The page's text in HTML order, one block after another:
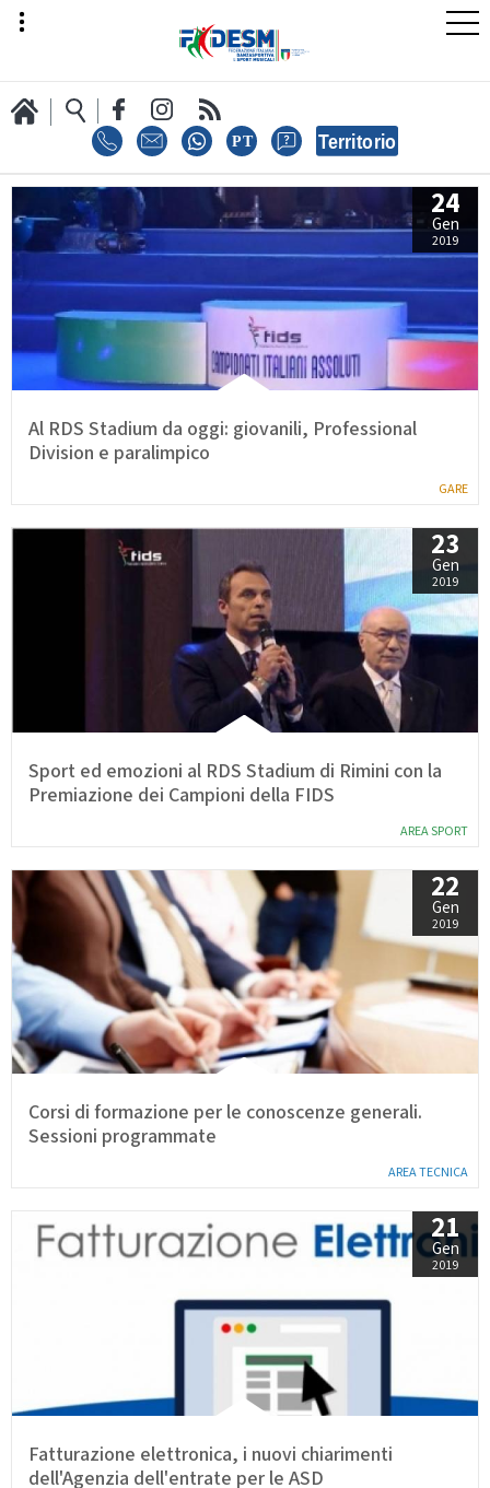
LA FEDERAZIONE
AREA SPORT
AREA TECNICA
Discipline
Tesseramento Territorio
Formazione Albo Soci
Calendario Gare Media
GARE
24
Gen
2019
Al RDS Stadium da oggi: giovanili, Professional
Division e paralimpico
AREA SPORT
23
Gen
2019
Sport ed emozioni al RDS Stadium di Rimini con la
Premiazione dei Campioni della FIDS
AREA TECNICA
22
Gen
2019
Corsi di formazione per le conoscenze generali.
Sessioni programmate
21
Gen
2019
Fatturazione elettronica, i nuovi chiarimenti
dell'Agenzia dell'entrate per le ASD